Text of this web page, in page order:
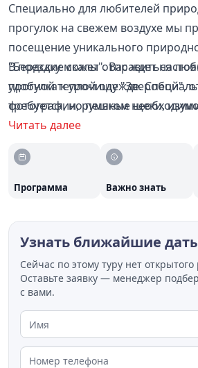
Специально для любителей
прогулок на свежем воздухе мы
посещение уникального
"Бердские скалы". Вас ждет
прогулка к урочищу "Зверобой",
фотографии, румяные щеки,
панорама на чарующие изгибы
В поездку может отправиться
удобной теплой одежде.
требуется, но пешком
около 1 часа в одну сторону
Читать далее
Программа Важно знать
Узнать ближайшие
Сейчас по этому туру нет
Оставьте заявку — менеджер
с вами.